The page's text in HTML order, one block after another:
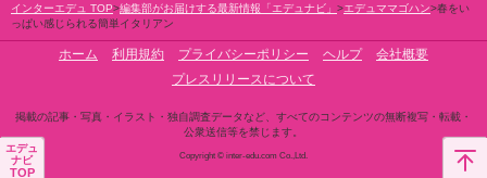
インターエデュ TOP 編集部がお届けする最新情報「エデュナビ」 エデュママゴハン
春をい
っぱい感じられる簡単イタリアン
ホーム 利用規約 プライバシーポリシー ヘルプ
会社概要
プレスリリースについて
掲載の記事・写真・イラスト・独自調査データなど、すべてのコンテンツの無断複写・転載・
公衆送信等を禁じます。
Copyright © inter-edu.com Co.,Ltd.
エデュ
ナビ
TOP